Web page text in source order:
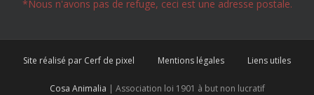
*Nous n'avons pas de refuge, ceci est une adresse postale.
Site réalisé par Cerf de pixel Mentions légales Liens utiles
Cosa Animalia | Association loi 1901 à but non lucratif